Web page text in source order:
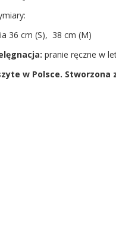
36 cm (S), 38 cm (M)
pranie ręczne w
w Polsce. Stworzona